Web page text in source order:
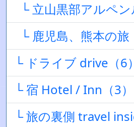
└ 立山黒部アルペン
└ 鹿児島、熊本の旅
└ ドライブ drive（6）
└ 宿 Hotel / Inn（3）
└ 旅の裏側 travel